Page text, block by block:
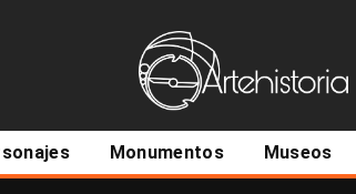
Monumentos Museos